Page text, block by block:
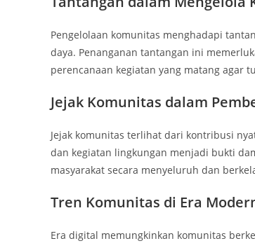
Pengelolaan komunitas menghadapi
daya. Penanganan tantangan ini
perencanaan kegiatan yang matang agar
Jejak Komunitas dalam
Jejak komunitas terlihat dari kontribusi
dan kegiatan lingkungan menjadi bukti
masyarakat secara menyeluruh dan
Tren Komunitas di Era
Era digital memungkinkan komunitas